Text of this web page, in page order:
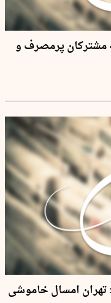
مشترکان پرمصرف و
تهران امسال خاموشی